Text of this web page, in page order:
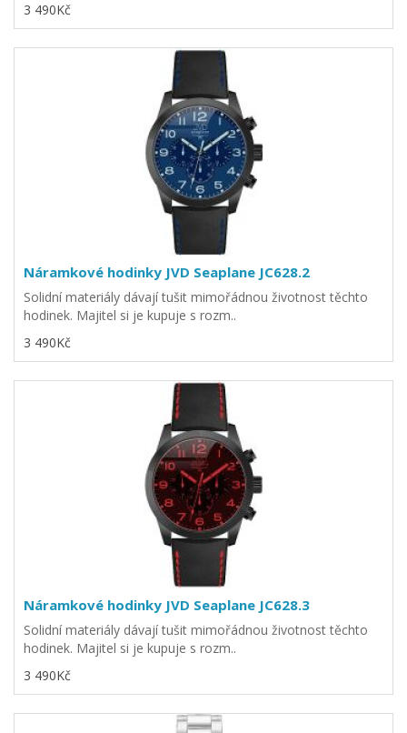
3 490Kč
Náramkové hodinky JVD Seaplane JC628.2
Solidní materiály dávají tušit mimořádnou životnost těchto
hodinek. Majitel si je kupuje s rozm..
3 490Kč
Náramkové hodinky JVD Seaplane JC628.3
Solidní materiály dávají tušit mimořádnou životnost těchto
hodinek. Majitel si je kupuje s rozm..
3 490Kč